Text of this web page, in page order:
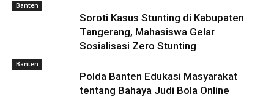
Banten
Soroti Kasus Stunting di Kabupaten
Tangerang, Mahasiswa Gelar
Sosialisasi Zero Stunting
Banten
Polda Banten Edukasi Masyarakat
tentang Bahaya Judi Bola Online